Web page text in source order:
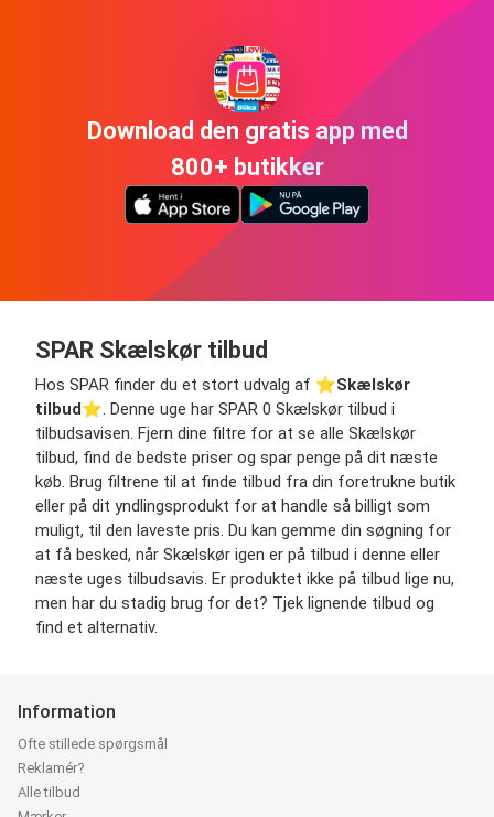
Download den gratis app med
800+ butikker
SPAR Skælskør tilbud
Hos SPAR finder du et stort udvalg af ⭐️Skælskør
tilbud⭐️. Denne uge har SPAR 0 Skælskør tilbud i
tilbudsavisen. Fjern dine filtre for at se alle Skælskør
tilbud, find de bedste priser og spar penge på dit næste
køb. Brug filtrene til at finde tilbud fra din foretrukne butik
eller på dit yndlingsprodukt for at handle så billigt som
muligt, til den laveste pris. Du kan gemme din søgning for
at få besked, når Skælskør igen er på tilbud i denne eller
næste uges tilbudsavis. Er produktet ikke på tilbud lige nu,
men har du stadig brug for det? Tjek lignende tilbud og
find et alternativ.
Information
Ofte stillede spørgsmål
Reklamér?
Alle tilbud